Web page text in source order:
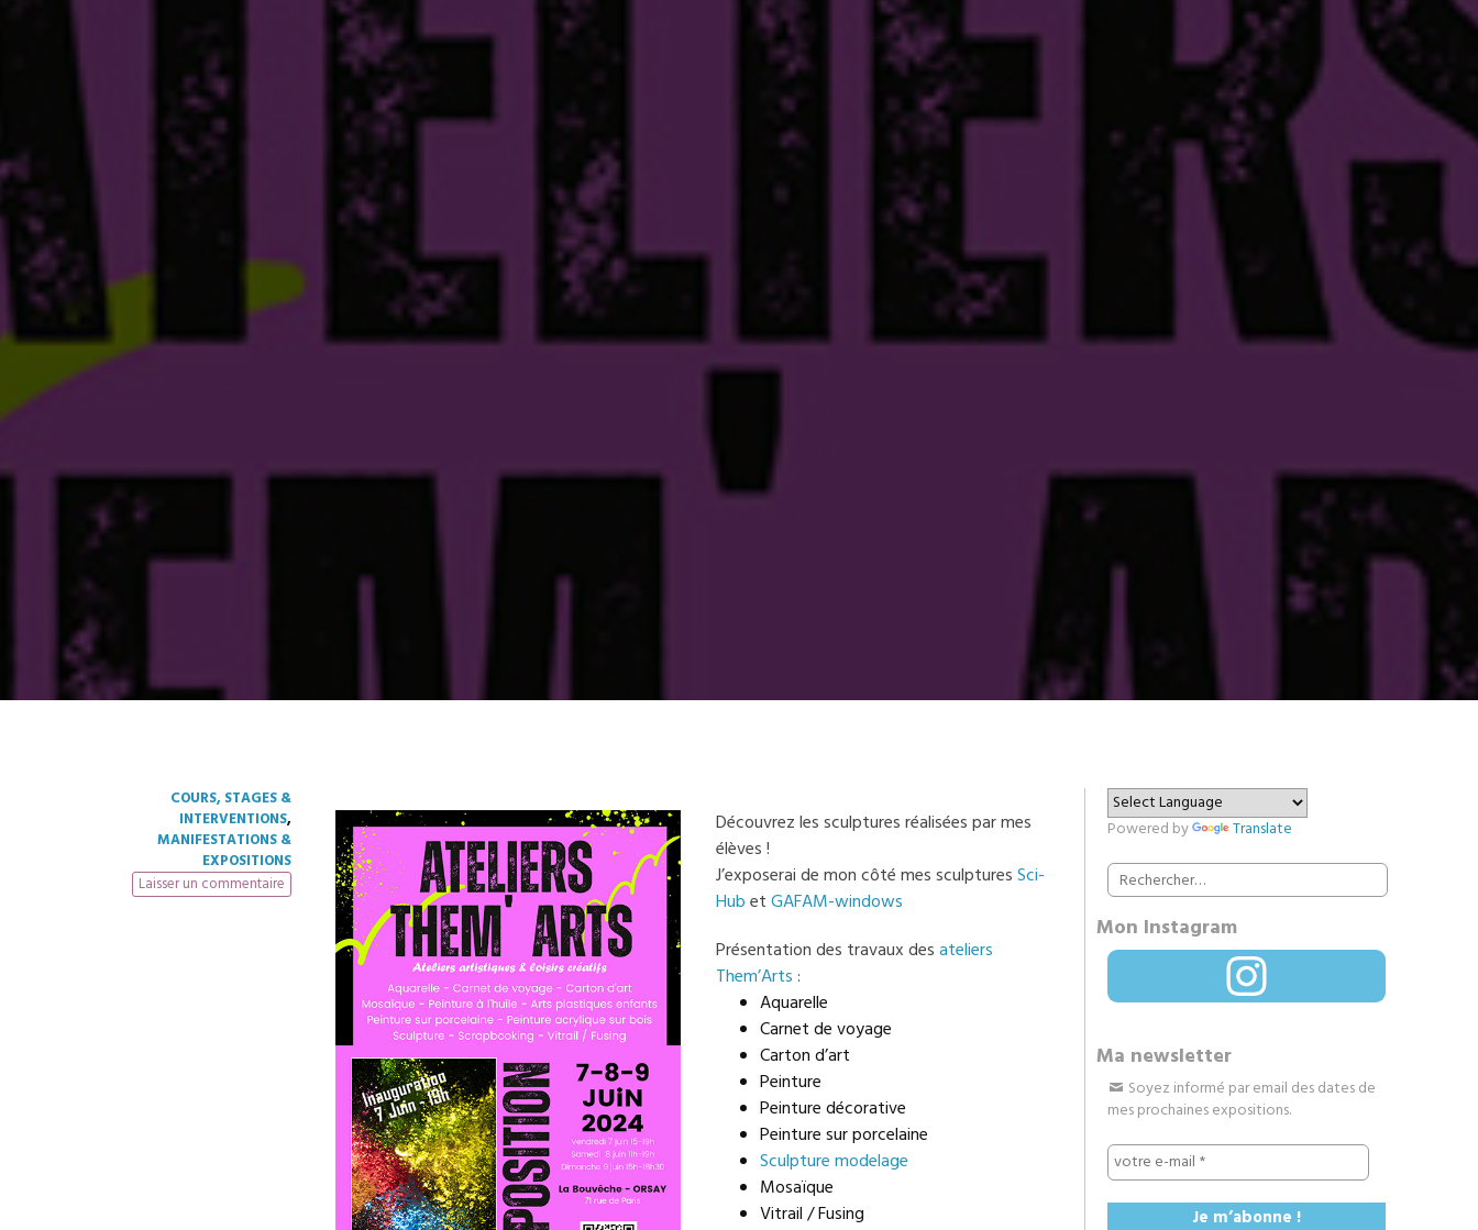
Exposition des Ateliers Them’arts, Orsay
— 7 au 9 juin
5 juin 2024
COURS, STAGES &
INTERVENTIONS,
MANIFESTATIONS &
EXPOSITIONS
Laisser un commentaire
Découvrez les sculptures réalisées par mes
élèves !
J’exposerai de mon côté mes sculpturesSci-
HubetGAFAM-windows
Présentation des travaux desateliers
Them’Arts:
Aquarelle
Carnet de voyage
Carton d’art
Peinture
Peinture décorative
Peinture sur porcelaine
Sculpture modelage
Mosaïque
Vitrail / Fusing
Powered by
Translate
Rechercher :
Mon Instagram
Instagram
Ma newsletter
Soyez informé par email des dates de
mes prochaines expositions.